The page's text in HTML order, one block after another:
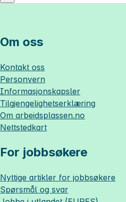
Om oss
Kontakt oss
Personvern
Informasjonskapsler
Tilgjengelighetserklæring
Om arbeidsplassen.no
Nettstedkart
For jobbsøkere
Nyttige artikler for jobbsøkere
Spørsmål og svar